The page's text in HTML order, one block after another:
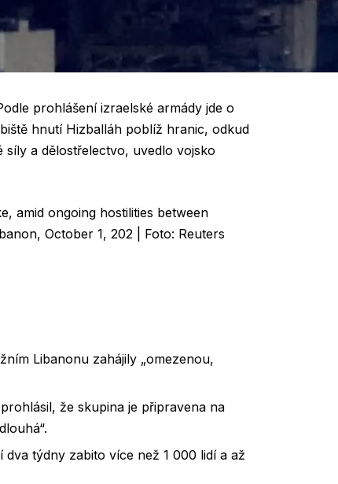
prohlášení izraelské armády jde o
hnutí Hizballáh poblíž hranic, odkud
a dělostřelectvo, uvedlo vojsko
amid ongoing hostilities between
October 1, 202 | Foto: Reuters
Libanonu zahájily „omezenou,
že skupina je připravena na
týdny zabito více než 1 000 lidí a až